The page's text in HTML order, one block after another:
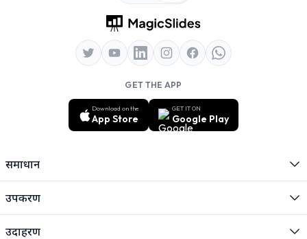
GET THE APP
Download on the
App Store
GET IT ON
Google Play
समाधान
उपकरण
उदाहरण